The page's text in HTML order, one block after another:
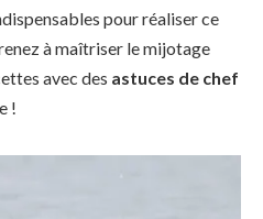
pour réaliser ce
à maîtriser le mijotage
avec des astuces de chef
!